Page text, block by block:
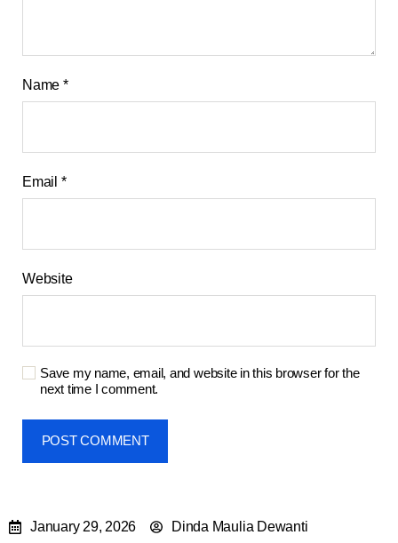
Name *
Email *
Website
Save my name, email, and website in this browser for the
next time I comment.
January 29, 2026
Dinda Maulia Dewanti